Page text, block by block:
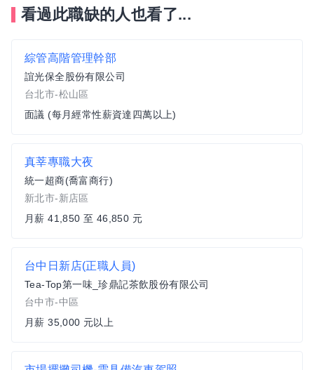
看過此職缺的人也看了...
綜管高階管理幹部
誼光保全股份有限公司
台北市-松山區
面議 (每月經常性薪資達四萬以上)
真莘專職大夜
統一超商(喬富商行)
新北市-新店區
月薪 41,850 至 46,850 元
台中日新店(正職人員)
Tea-Top第一味_珍鼎記茶飲股份有限公司
台中市-中區
月薪 35,000 元以上